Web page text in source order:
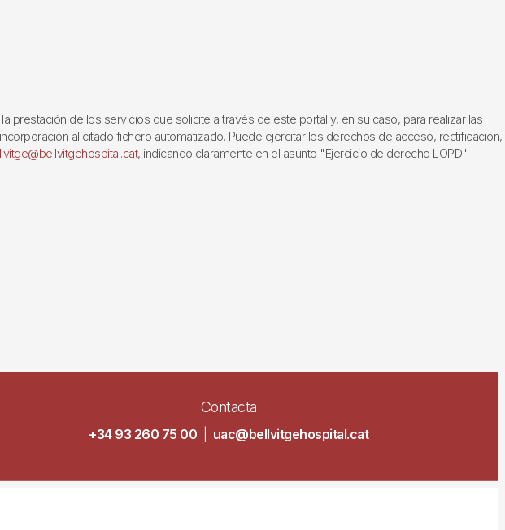
de los servicios que solicite a través de este portal y, en su caso, para realizar las
al citado fichero automatizado. Puede ejercitar los derechos de acceso, rectificación,
, indicando claramente en el asunto "Ejercicio de derecho LOPD".
Contacta
+34 93 260 75 00 uac@bellvitgehospital.cat